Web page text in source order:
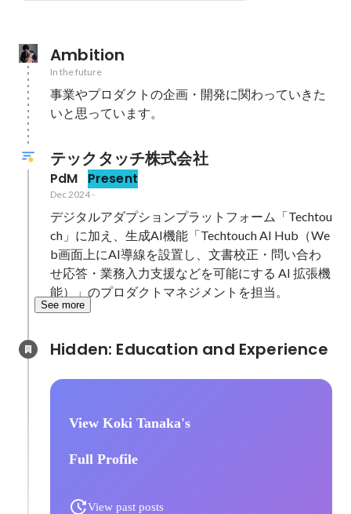
Ambition
In the future
事業やプロダクトの企画・開発に関わっていきた
いと思っています。
テックタッチ株式会社
PdM Present
Dec 2024-
デジタルアダプションプラットフォーム「Techtou
ch」に加え、生成AI機能「Techtouch AI Hub（We
b画面上にAI導線を設置し、文書校正・問い合わ
せ応答・業務入力支援などを可能にする AI 拡張機
能）」のプロダクトマネジメントを担当。
See more
View Koki Tanaka's
Full Profile
View past posts